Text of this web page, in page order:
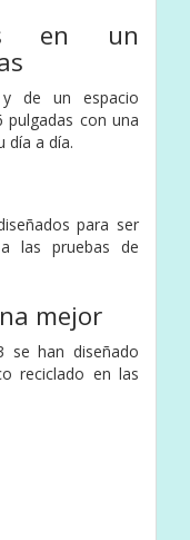
en un
y de un espacio
con una
día a día.
para ser
las pruebas de
mejor
se han diseñado
reciclado en las